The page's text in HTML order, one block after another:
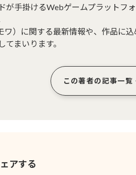
が手掛けるWebゲームプラットフ
まいります。
この著者の記事一覧
アする